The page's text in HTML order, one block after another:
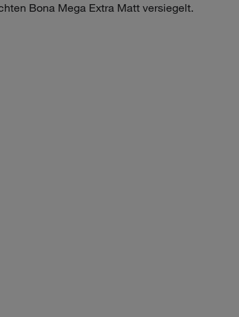
Bona Mega Extra Matt versiegelt.